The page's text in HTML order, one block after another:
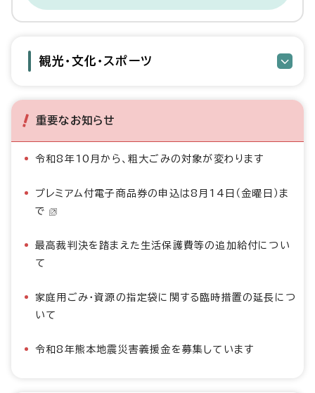
観光・文化・スポーツ
重要なお知らせ
令和8年10月から、粗大ごみの対象が変わります
プレミアム付電子商品券の申込は8月14日（金曜日）ま
で
最高裁判決を踏まえた生活保護費等の追加給付につい
て
家庭用ごみ・資源の指定袋に関する臨時措置の延長につ
いて
令和8年熊本地震災害義援金を募集しています